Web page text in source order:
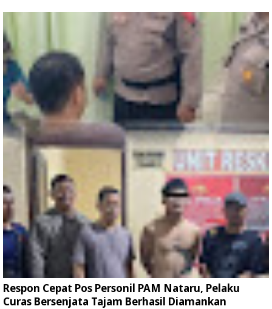
Respon Cepat Pos Personil PAM Nataru, Pelaku
Curas Bersenjata Tajam Berhasil Diamankan